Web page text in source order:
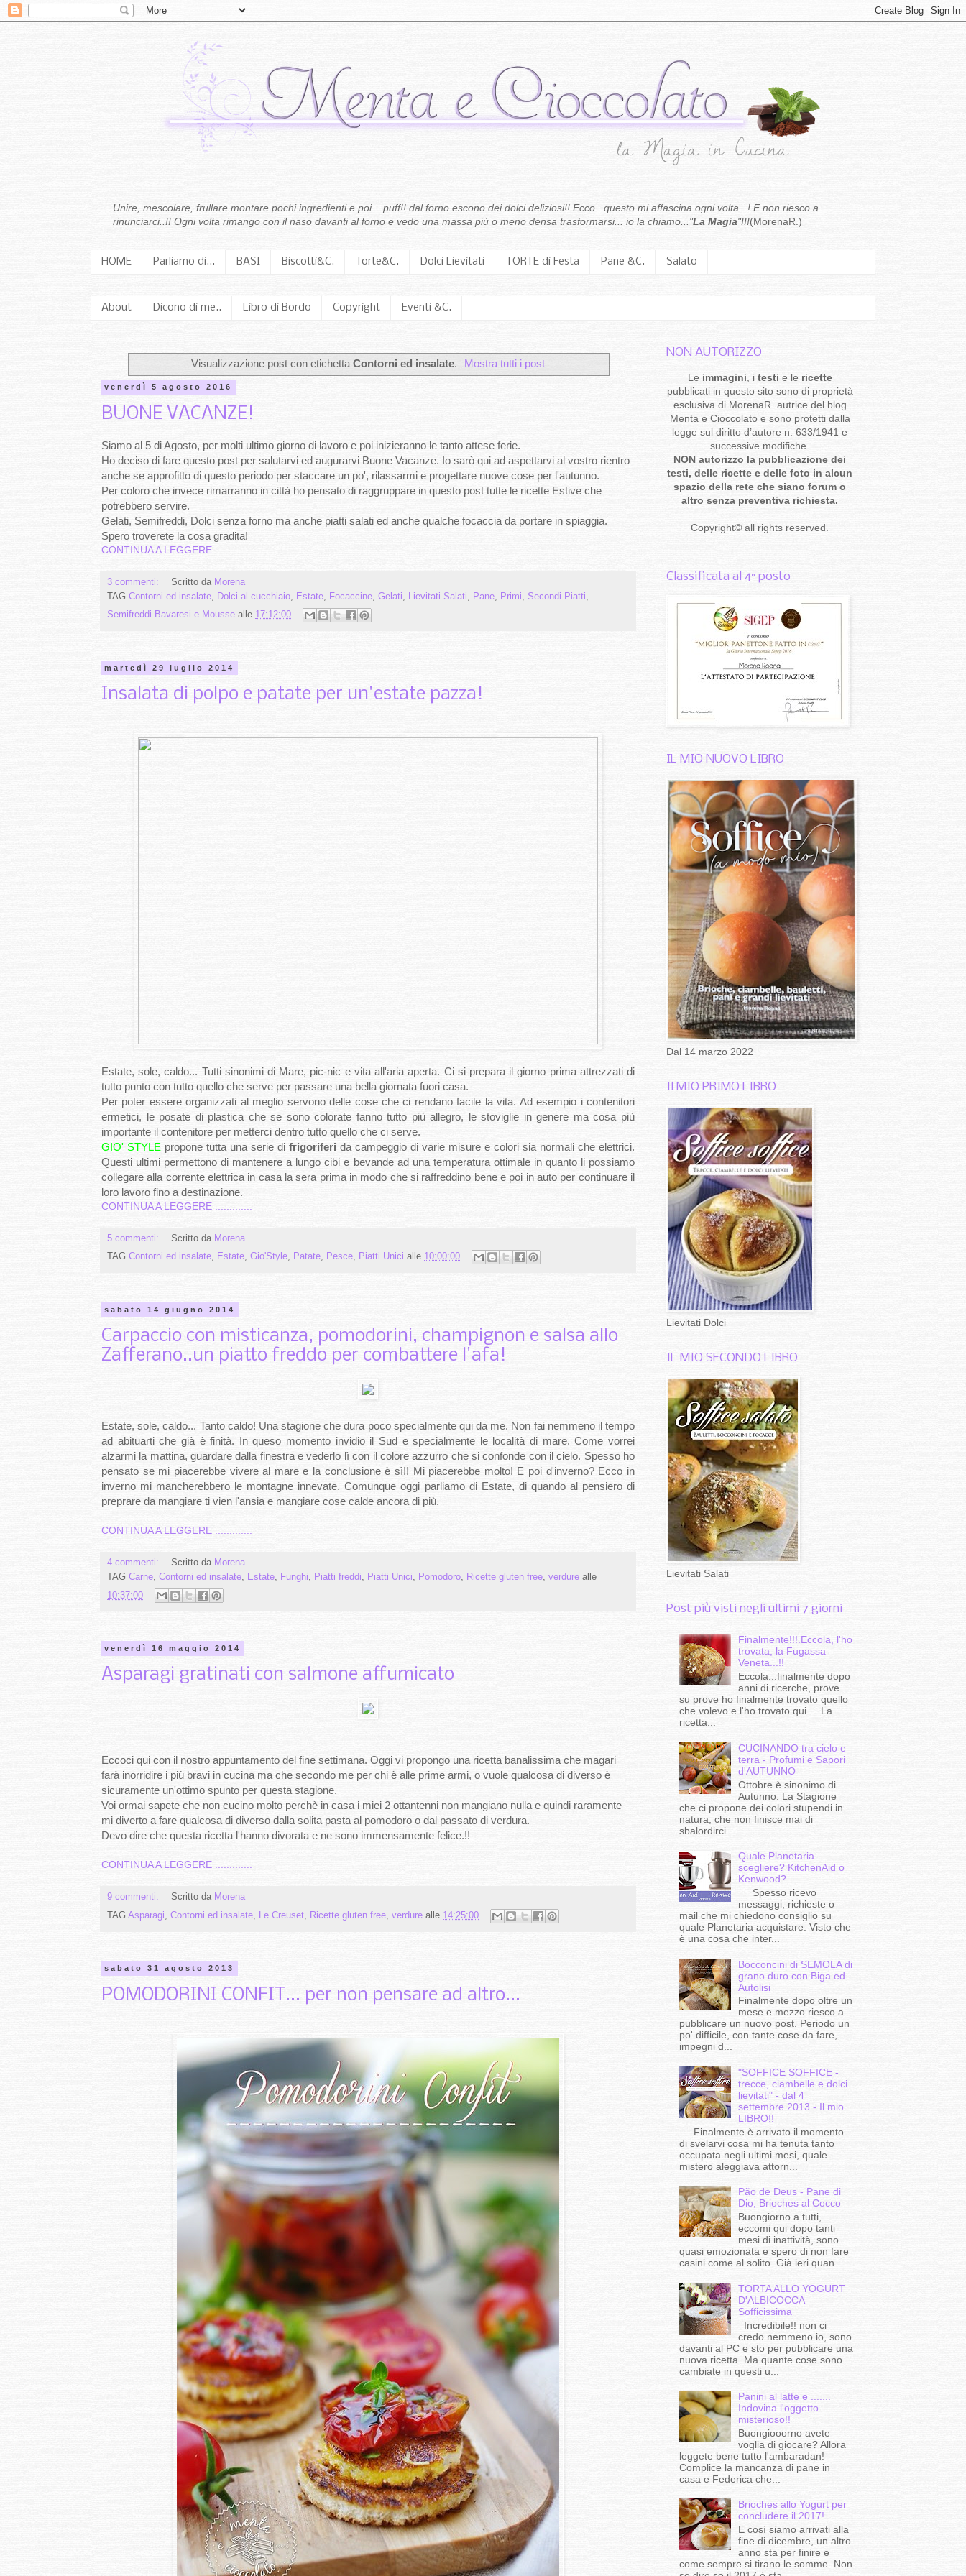
Unire, mescolare, frullare montare pochi ingredienti e poi....puff!! dal forno escono dei dolci deliziosi!! Ecco...questo mi affascina ogni volta...! E non riesco a
rinunciarci..!! Ogni volta rimango con il naso davanti al forno e vedo una massa più o meno densa trasformarsi... io la chiamo..."La Magia"!!!(MorenaR.)
HOME Parliamo di... BASI Biscotti&C. Torte&C. Dolci Lievitati TORTE di Festa Pane &C. Salato
About Dicono di me.. Libro di Bordo Copyright Eventi &C.
Visualizzazione post con etichetta Contorni ed insalate. Mostra tutti i post
venerdì 5 agosto 2016
BUONE VACANZE!
Siamo al 5 di Agosto, per molti ultimo giorno di lavoro e poi inizieranno le tanto attese ferie.
Ho deciso di fare questo post per salutarvi ed augurarvi Buone Vacanze. Io sarò qui ad aspettarvi al vostro rientro
anche se approfitto di questo periodo per staccare un po', rilassarmi e progettare nuove cose per l'autunno.
Per coloro che invece rimarranno in città ho pensato di raggruppare in questo post tutte le ricette Estive che
potrebbero servire.
Gelati, Semifreddi, Dolci senza forno ma anche piatti salati ed anche qualche focaccia da portare in spiaggia.
Spero troverete la cosa gradita!
CONTINUA A LEGGERE .............
3 commenti: Scritto da Morena
TAG Contorni ed insalate Dolci al cucchiaio Estate Focaccine Gelati Lievitati Salati Pane Primi Secondi Piatti
Semifreddi Bavaresi e Mousse alle 17:12:00
martedì 29 luglio 2014
Insalata di polpo e patate per un'estate pazza!
Estate, sole, caldo... Tutti sinonimi di Mare, pic-nic e vita all'aria aperta. Ci si prepara il giorno prima attrezzati di
tutto punto con tutto quello che serve per passare una bella giornata fuori casa.
Per poter essere organizzati al meglio servono delle cose che ci rendano facile la vita. Ad esempio i contenitori
ermetici, le posate di plastica che se sono colorate fanno tutto più allegro, le stoviglie in genere ma cosa più
importante il contenitore per metterci dentro tutto quello che ci serve.
GIO' STYLE propone tutta una serie di frigoriferi da campeggio di varie misure e colori sia normali che elettrici.
Questi ultimi permettono di mantenere a lungo cibi e bevande ad una temperatura ottimale in quanto li possiamo
collegare alla corrente elettrica in casa la sera prima in modo che si raffreddino bene e poi in auto per continuare il
loro lavoro fino a destinazione.
CONTINUA A LEGGERE .............
5 commenti: Scritto da Morena
TAG Contorni ed insalate, Estate, Gio'Style, Patate, Pesce, Piatti Unici alle 10:00:00
sabato 14 giugno 2014
Carpaccio con misticanza, pomodorini, champignon e salsa allo
Zafferano..un piatto freddo per combattere l'afa!
Estate, sole, caldo... Tanto caldo! Una stagione che dura poco specialmente qui da me. Non fai nemmeno il tempo
ad abituarti che già è finità. In queso momento invidio il Sud e specialmente le località di mare. Come vorrei
alzarmi la mattina, guardare dalla finestra e vederlo lì con il colore azzurro che si confonde con il cielo. Spesso ho
pensato se mi piacerebbe vivere al mare e la conclusione è sì!! Mi piacerebbe molto! E poi d'inverno? Ecco in
inverno mi mancherebbero le montagne innevate. Comunque oggi parliamo di Estate, di quando al pensiero di
preprare da mangiare ti vien l'ansia e mangiare cose calde ancora di più.
CONTINUA A LEGGERE .............
4 commenti: Scritto da Morena
TAG Carne, Contorni ed insalate, Estate, Funghi, Piatti freddi, Piatti Unici, Pomodoro, Ricette gluten free, verdure alle
10:37:00
venerdì 16 maggio 2014
Asparagi gratinati con salmone affumicato
Eccoci qui con il nostro appuntamento del fine settimana. Oggi vi propongo una ricetta banalissima che magari
farà inorridire i più bravi in cucina ma che secondo me per chi è alle prime armi, o vuole qualcosa di diverso è
sicuramente un'ottimo spunto per questa stagione.
Voi ormai sapete che non cucino molto perchè in casa i miei 2 ottantenni non mangiano nulla e quindi raramente
mi diverto a fare qualcosa di diverso dalla solita pasta al pomodoro o dal passato di verdura.
Devo dire che questa ricetta l'hanno divorata e ne sono immensamente felice.!!
CONTINUA A LEGGERE .............
9 commenti: Scritto da Morena
TAG Asparagi Contorni ed insalate Le Creuset Ricette gluten free verdure alle 14:25:00
sabato 31 agosto 2013
POMODORINI CONFIT... per non pensare ad altro...
NON AUTORIZZO
Le immagini , i testi e le ricette
pubblicati in questo sito sono di proprietà
esclusiva di MorenaR. autrice del blog
Menta e Cioccolato e sono protetti dalla
legge sul diritto d’autore n. 633/1941 e
successive modifiche.
NON autorizzo la pubblicazione dei
testi, delle ricette e delle foto in alcun
spazio della rete che siano forum o
altro senza preventiva richiesta.
Copyright© all rights reserved
Classificata al 4° posto
IL MIO NUOVO LIBRO
Dal 14 marzo 2022
Il MIO PRIMO LIBRO
Lievitati Dolci
IL MIO SECONDO LIBRO
Lievitati Salati
Post più visti negli ultimi 7 giorni
Finalmente!!!.Eccola, l'ho
trovata, la Fugassa
Veneta...!!
Eccola...finalmente dopo
anni di ricerche, prove
su prove ho finalmente trovato quello
che volevo e l'ho trovato qui ....La
ricetta...
CUCINANDO tra cielo e
terra - Profumi e Sapori
d'AUTUNNO
Ottobre è sinonimo di
Autunno. La Stagione
che ci propone dei colori stupendi in
natura, che non finisce mai di
sbalordirci ...
Quale Planetaria
scegliere? KitchenAid o
Kenwood?
Spesso ricevo
messaggi, richieste o
mail che mi chiedono consiglio su
quale Planetaria acquistare. Visto che
è una cosa che inter...
Bocconcini di SEMOLA di
grano duro con Biga ed
Autolisi
Finalmente dopo oltre un
mese e mezzo riesco a
pubblicare un nuovo post. Periodo un
po' difficile, con tante cose da fare,
impegni d...
"SOFFICE SOFFICE -
trecce, ciambelle e dolci
lievitati" - dal 4
settembre 2013 - Il mio
LIBRO!!
Finalmente è arrivato il momento
di svelarvi cosa mi ha tenuta tanto
occupata negli ultimi mesi, quale
mistero aleggiava attorn...
Pão de Deus - Pane di
Dio, Brioches al Cocco
Buongiorno a tutti,
eccomi qui dopo tanti
mesi di inattività, sono
quasi emozionata e spero di non fare
casini come al solito. Già ieri quan...
TORTA ALLO YOGURT
D'ALBICOCCA
Sofficissima
Incredibile!! non ci
credo nemmeno io, sono
davanti al PC e sto per pubblicare una
nuova ricetta. Ma quante cose sono
cambiate in questi u...
Panini al latte e .......
Indovina l'oggetto
misterioso!!
Buongiooorno avete
voglia di giocare? Allora
leggete bene tutto l'ambaradan!
Complice la mancanza di pane in
casa e Federica che...
Brioches allo Yogurt per
concludere il 2017!
E così siamo arrivati alla
fine di dicembre, un altro
anno sta per finire e
come sempre si tirano le somme. Non